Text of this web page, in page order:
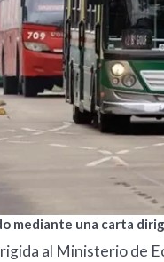
mediante una carta
al Ministerio de